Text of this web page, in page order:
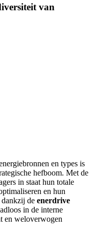
van
en types is
hefboom. Met de
in staat hun totale
en hun
dankzij de enerdrive
in de interne
en weloverwogen